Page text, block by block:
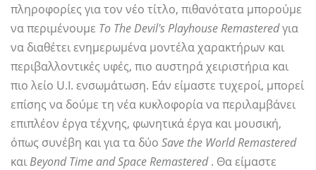
πληροφορίες για τον νέο τίτλο, πιθανότατα μπορούμε
να περιμένουμε Το The Devil's Playhouse Remasteredγια
να διαθέτει ενημερωμένα μοντέλα χαρακτήρων και
περιβαλλοντικές υφές, πιο αυστηρά χειριστήρια και
πιο λείο U.I. ενσωμάτωση. Εάν είμαστε τυχεροί, μπορεί
επίσης να δούμε τη νέα κυκλοφορία να περιλαμβάνει
επιπλέον έργα τέχνης, φωνητικά έργα και μουσική,
όπως συνέβη και για τα δύο Save the World Remastered
καιBeyond Time and Space Remastered. Θα είμαστε